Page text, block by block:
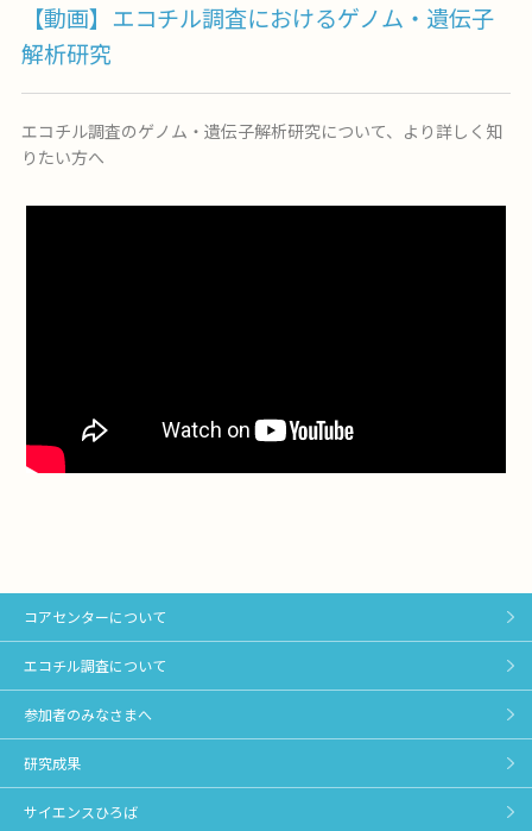
【動画】エコチル調査におけるゲノム・遺伝子
解析研究
エコチル調査のゲノム・遺伝子解析研究について、より詳しく知
りたい方へ
コアセンターについて
エコチル調査について
参加者のみなさまへ
研究成果
サイエンスひろば